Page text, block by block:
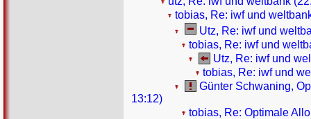
tobias, Re: iwf und
Utz, Re: iwf und
tobias, Re: iwf und
Utz, Re: iwf und
tobias, Re: iwf und
Günter Schwaning,
13:12)
tobias, Re: Optimale